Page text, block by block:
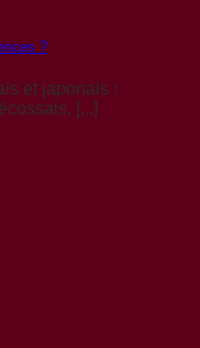
?
et japonais :
[...]